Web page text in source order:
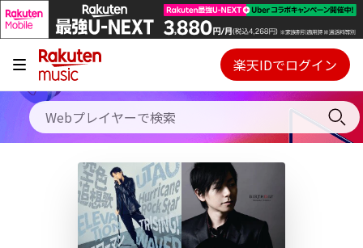
キャンペーン
料金プラン
使い方
初回30日間無料お試し
Webプレイヤー
ご契約内容の確認・変更
楽天IDでログイン